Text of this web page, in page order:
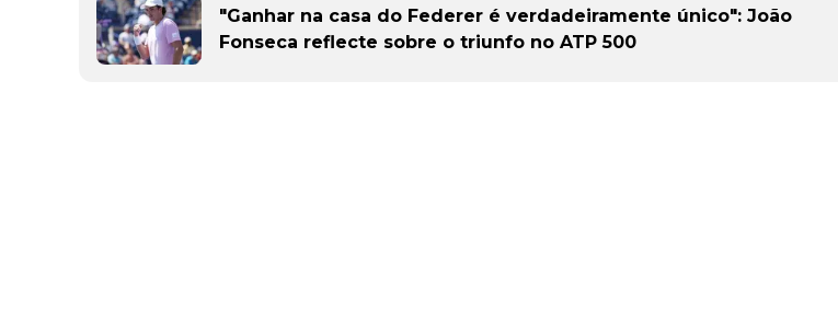
"Ganhar na casa do Federer é verdadeiramente único": João
Fonseca reflecte sobre o triunfo no ATP 500